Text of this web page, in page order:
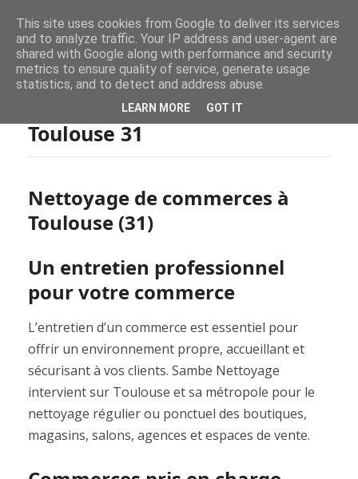
Nettoyage commerces
Toulouse 31
Nettoyage de commerces à
Toulouse (31)
Un entretien professionnel
pour votre commerce
L’entretien d’un commerce est essentiel pour
offrir un environnement propre, accueillant et
sécurisant à vos clients. Sambe Nettoyage
intervient sur Toulouse et sa métropole pour le
nettoyage régulier ou ponctuel des boutiques,
magasins, salons, agences et espaces de vente.
This site uses cookies from Google to deliver its services
and to analyze traffic. Your IP address and user-agent are
shared with Google along with performance and security
metrics to ensure quality of service, generate usage
statistics, and to detect and address abuse.
LEARN MORE GOT IT